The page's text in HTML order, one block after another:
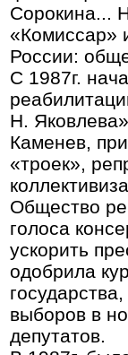
Сорокина...
«Комиссар»
России:
С 1987г.
Н.
Каменев,
«троек»,
Общество
голоса
ускорить
одобрила
выборов в
депутатов.